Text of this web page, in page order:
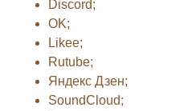
Discord;
OK;
Likee;
Rutube;
Яндекс Дзен;
SoundCloud;